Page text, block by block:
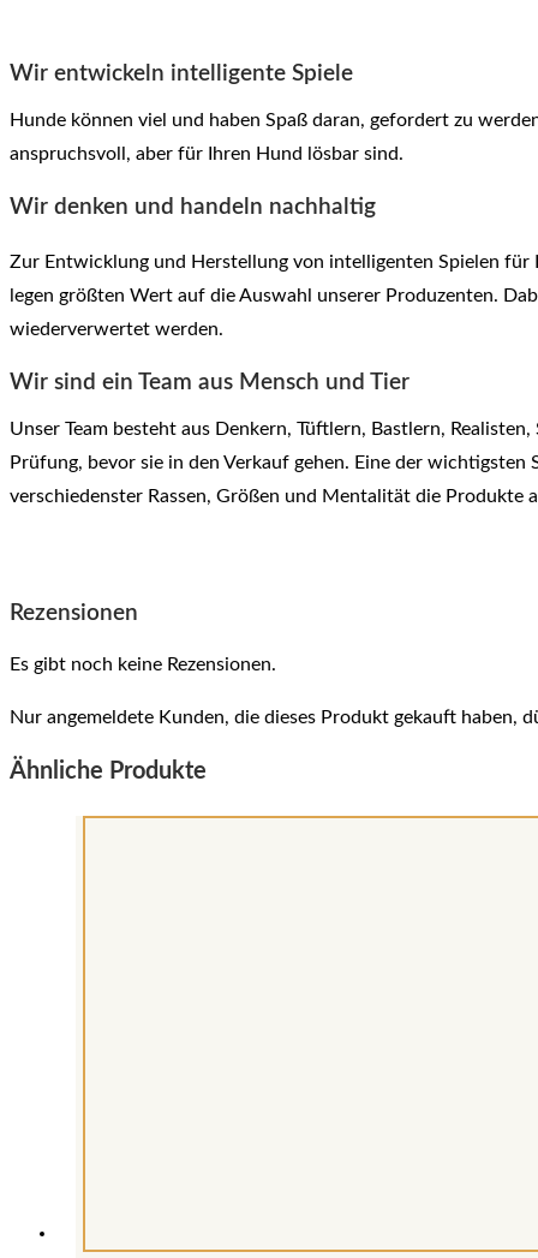
Wir entwickeln intelligente Spiele
Hunde können viel und haben Spaß daran, gefordert zu
anspruchsvoll, aber für Ihren Hund lösbar sind.
Wir denken und handeln nachhaltig
Zur Entwicklung und Herstellung von intelligenten Spielen
legen größten Wert auf die Auswahl unserer Produzenten.
wiederverwertet werden.
Wir sind ein Team aus Mensch und Tier
Unser Team besteht aus Denkern, Tüftlern, Bastlern,
Prüfung, bevor sie in den Verkauf gehen. Eine der wichtigsten
verschiedenster Rassen, Größen und Mentalität die
Rezensionen
Es gibt noch keine Rezensionen.
Nur angemeldete Kunden, die dieses Produkt gekauft haben,
Ähnliche Produkte